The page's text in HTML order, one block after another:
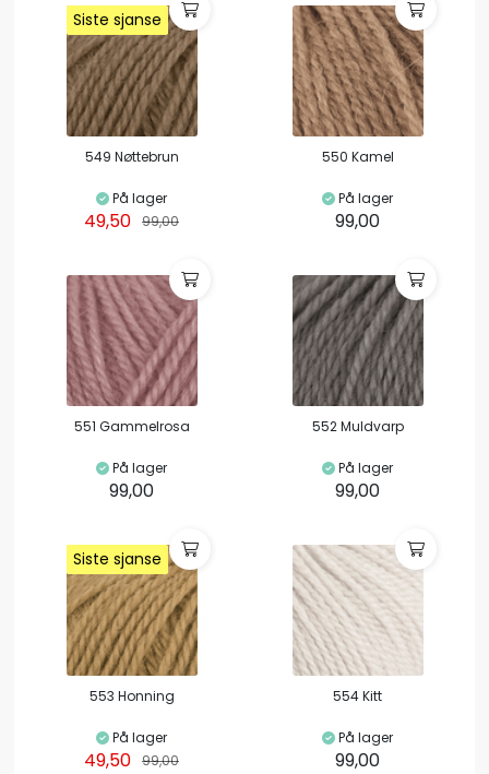
Siste sjanse
Siste sjanse
Siste sjanse
Siste sjanse
549 Nøttebrun
På lager
49,50 99,00
550 Kamel
På lager
99,00
551 Gammelrosa
På lager
99,00
552 Muldvarp
På lager
99,00
Siste sjanse
Siste sjanse
Siste sjanse
Siste sjanse
553 Honning
På lager
49,50 99,00
554 Kitt
På lager
99,00